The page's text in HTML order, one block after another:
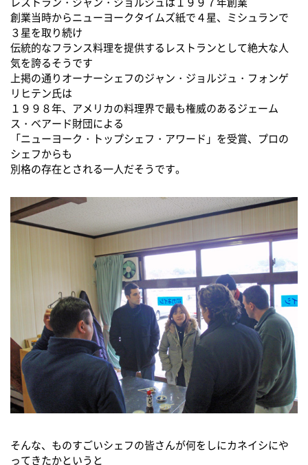
創業当時からニューヨークタイムズ紙で４星、ミシュランで
３星を取り続け
伝統的なフランス料理を提供するレストランとして絶大な人
気を誇るそうです
上掲の通りオーナーシェフのジャン・ジョルジュ・フォンゲ
リヒテン氏は
１９９８年、アメリカの料理界で最も権威のあるジェーム
ス・ベアード財団による
「ニューヨーク・トップシェフ・アワード」を受賞、プロの
シェフからも
別格の存在とされる一人だそうです。
そんな、ものすごいシェフの皆さんが何をしにカネイシにや
ってきたかというと